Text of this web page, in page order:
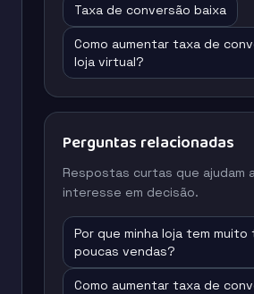
Taxa de conversão baixa
Como aumentar taxa de
loja virtual?
Perguntas relacionadas
Respostas curtas que ajudam
interesse em decisão.
Por que minha loja tem
poucas vendas?
Como aumentar taxa de